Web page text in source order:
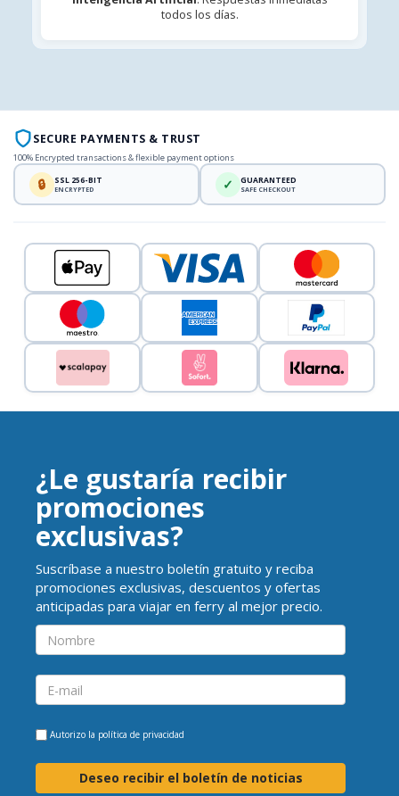
todos los días.
SECURE PAYMENTS & TRUST
100% Encrypted transactions & flexible payment options
🔒 SSL 256-BIT
ENCRYPTED ✓ GUARANTEED
SAFE CHECKOUT
¿Le gustaría recibir
promociones
exclusivas?
Suscríbase a nuestro boletín gratuito y reciba
promociones exclusivas, descuentos y ofertas
anticipadas para viajar en ferry al mejor precio.
Autorizo la política de privacidad
Deseo recibir el boletín de noticias